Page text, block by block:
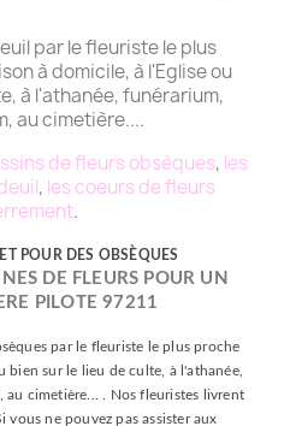
par le fleuriste le plus
à domicile, à l'Eglise ou
à l'athanée, funérarium,
au cimetière....
de fleurs obsèques, les
, les coeurs de fleurs
.
POUR DES OBSÈQUES
DE FLEURS POUR UN
PILOTE 97211
par le fleuriste le plus proche
bien sur le lieu de culte, à l'athanée,
cimetière... . Nos fleuristes livrent
ne pouvez pas assister aux